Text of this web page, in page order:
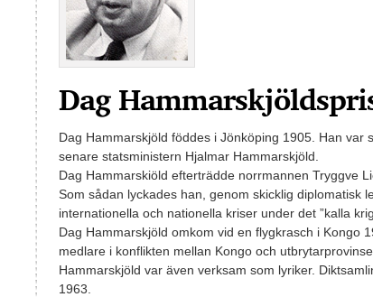
Dag
Dag Hammarskjöld föddes i Jönköping 1905. Han var
senare statsministern Hjalmar Hammarskjöld.
Dag Hammarskiöld efterträdde norrmannen Tryggve
Som sådan lyckades han, genom skicklig diplomatisk
internationella och nationella kriser under det ”kalla
Dag Hammarskjöld omkom vid en flygkrasch i Kongo
medlare i konflikten mellan Kongo och
Hammarskjöld var även verksam som lyriker.
1963.